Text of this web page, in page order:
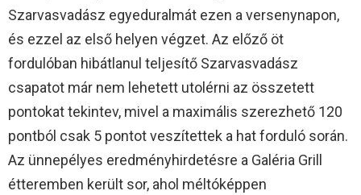
Szarvasvadász egyeduralmát ezen a versenynapon,
és ezzel az első helyen végzet. Az előző öt
fordulóban hibátlanul teljesítő Szarvasvadász
csapatot már nem lehetett utolérni az összetett
pontokat tekintev, mivel a maximális szerezhető 120
pontból csak 5 pontot veszítettek a hat forduló során.
Az ünnepélyes eredményhirdetésre a Galéria Grill
étteremben került sor, ahol méltóképpen